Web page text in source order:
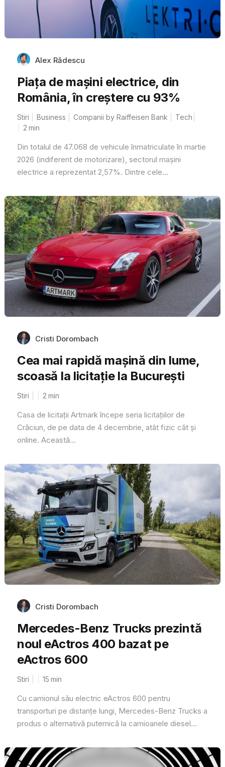
Alex Rădescu
Piața de mașini electrice, din
România, în creștere cu 93%
Stiri Business Companii by Raiffeisen Bank
Tech
2 min
Din totalul de 47.068 de vehicule înmatriculate în martie
2026 (indiferent de motorizare), sectorul mașini
electrice a reprezentat 2,57%. Dintre cele...
Cristi Dorombach
Cea mai rapidă mașină din lume,
scoasă la licitație la București
Stiri 2 min
Casa de licitații Artmark începe seria licitațiilor de
Crăciun, de pe data de 4 decembrie, atât fizic cât și
online. Această...
Cristi Dorombach
Mercedes-Benz Trucks prezintă
noul eActros 400 bazat pe
eActros 600
Stiri 15 min
Cu camionul său electric eActros 600 pentru
transporturi pe distanțe lungi, Mercedes-Benz Trucks a
produs o alternativă puternică la camioanele diesel...